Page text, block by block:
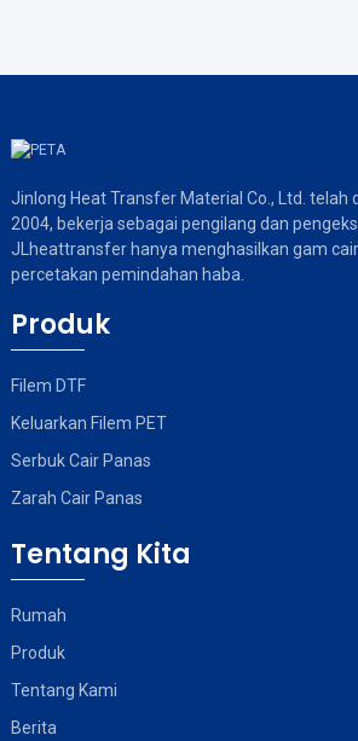
Jinlong Heat Transfer Material Co., Ltd. telah
2004, bekerja sebagai pengilang dan
JLheattransfer hanya menghasilkan gam
percetakan pemindahan haba.
Produk
Filem DTF
Keluarkan Filem PET
Serbuk Cair Panas
Zarah Cair Panas
Tentang Kita
Rumah
Produk
Tentang Kami
Berita